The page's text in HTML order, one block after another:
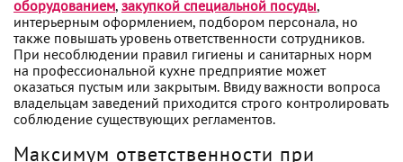
оборудованием, закупкой специальной посуды,
интерьерным оформлением, подбором персонала, но
также повышать уровень ответственности сотрудников.
При несоблюдении правил гигиены и санитарных норм
на профессиональной кухне предприятие может
оказаться пустым или закрытым. Ввиду важности вопроса
владельцам заведений приходится строго контролировать
соблюдение существующих регламентов.
Максимум ответственности при